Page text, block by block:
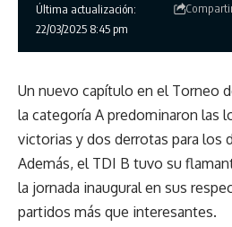
Última actualización:
22/03/2025 8:45 pm
Un nuevo capítulo en el Torneo
la categoría A predominaron las
victorias y dos derrotas para los
Además, el TDI B tuvo su
la jornada inaugural en sus
partidos más que interesantes.